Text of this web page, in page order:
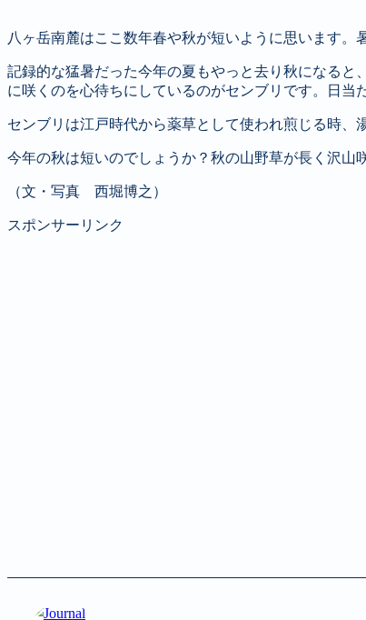
八ヶ岳南麓はここ数年春や秋が短いように思います。
記録的な猛暑だった今年の夏もやっと去り秋になる
に咲くのを心待ちにしているのがセンブリです。日当
センブリは江戸時代から薬草として使われ煎じる時、
今年の秋は短いのでしょうか？秋の山野草が長く沢山
（文・写真 西堀博之）
スポンサーリンク